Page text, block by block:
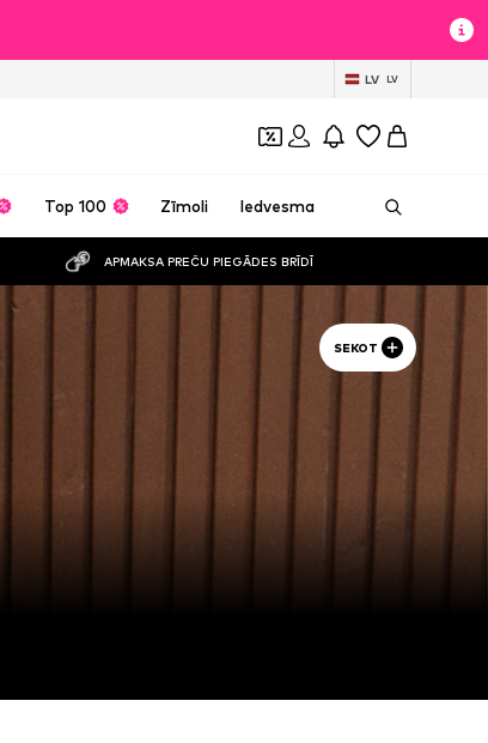
LV LV
Top 100 Zīmoli Iedvesma
APMAKSA PREČU PIEGĀDES BRĪDĪ
SEKOT